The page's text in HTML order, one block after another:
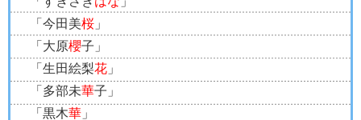
「今田美桜 」
「大原櫻子」
「生田絵梨花 」
「多部未華子」
「黒木華 」